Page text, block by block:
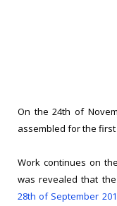
On the 24th of
assembled for the
Work continues on
was revealed that the
28th of September